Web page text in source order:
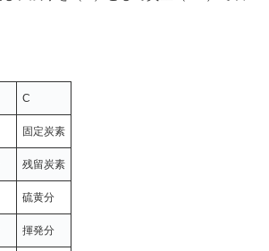
C
固定炭素
残留炭素
硫黄分
揮発分